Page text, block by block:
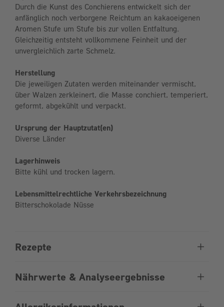
Durch die Kunst des Conchierens entwickelt sich der
anfänglich noch verborgene Reichtum an kakaoeigenen
Aromen Stufe um Stufe bis zur vollen Entfaltung.
Gleichzeitig entsteht vollkommene Feinheit und der
unvergleichlich zarte Schmelz.
Herstellung
Die jeweiligen Zutaten werden miteinander vermischt,
über Walzen zerkleinert, die Masse conchiert, temperiert,
geformt, abgekühlt und verpackt.
Ursprung der Hauptzutat(en)
Diverse Länder
Lagerhinweis
Bitte kühl und trocken lagern.
Lebensmittelrechtliche Verkehrsbezeichnung
Bitterschokolade Nüsse
Rezepte
Nährwerte & Analyseergebnisse